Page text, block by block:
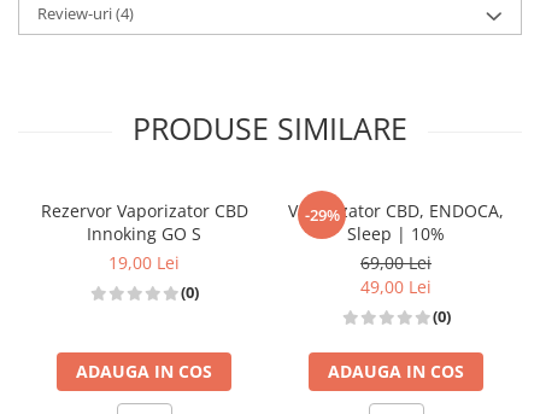
Review-uri(4)
PRODUSE SIMILARE
Rezervor Vaporizator CBD
Innoking GO S
19,00 Lei
(0)
ADAUGA IN COS
-29%
Vaporizator CBD, ENDOCA,
Sleep | 10%
69,00 Lei
49,00 Lei
(0)
ADAUGA IN COS